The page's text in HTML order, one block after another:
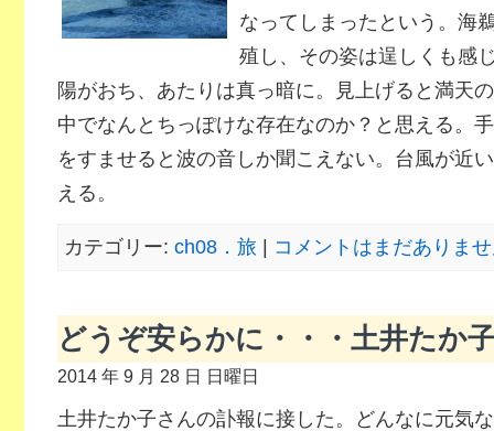
なってしまったという。海
殖し、その姿は逞しくも感
陽がおち、あたりは真っ暗に。見上げると満天
中でなんとちっぽけな存在なのか？と思える。
をすませると波の音しか聞こえない。台風が近
える。
カテゴリー: ch08．旅 コメントはまだありま
どうぞ安らかに・・・土井たか
2014 年 9 月 28 日 日曜日
土井たか子さんの訃報に接した。どんなに元気